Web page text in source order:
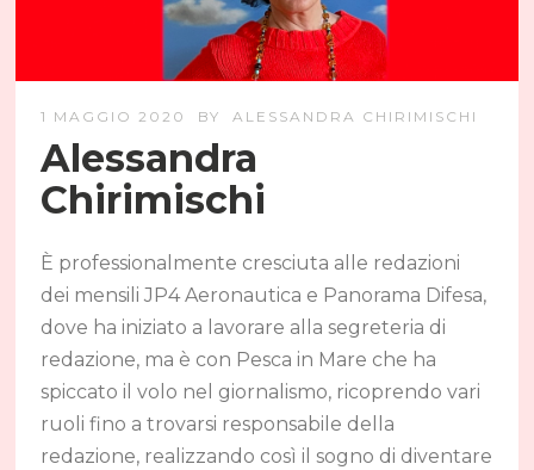
1 MAGGIO 2020 BY ALESSANDRA CHIRIMISCHI
Alessandra
Chirimischi
È professionalmente cresciuta alle redazioni
dei mensili JP4 Aeronautica e Panorama Difesa,
dove ha iniziato a lavorare alla segreteria di
redazione, ma è con Pesca in Mare che ha
spiccato il volo nel giornalismo, ricoprendo vari
ruoli fino a trovarsi responsabile della
redazione, realizzando così il sogno di diventare